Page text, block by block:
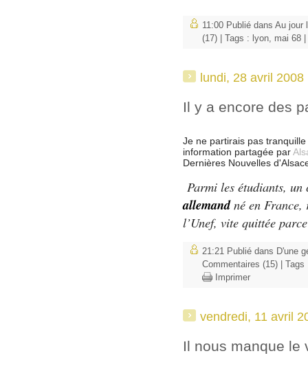
11:00 Publié dans Au jour
(17) | Tags : lyon, mai 68
lundi, 28 avril 2008
Il y a encore des
Je ne partirais pas
information partagée par
Dernières Nouvelles
Parmi les étudiants,
allemandné en France,
l’Unef, vite quittée
21:21 Publié dans D'une
Commentaires (15) |
Imprimer
vendredi, 11 avril
Il nous manque le